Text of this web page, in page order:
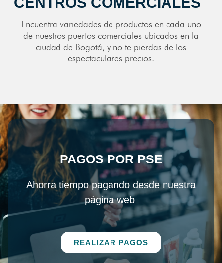
Encuentra variedades de productos en cada uno
de nuestros puertos comerciales ubicados en la
ciudad de Bogotá, y no te pierdas de los
espectaculares precios.
PAGOS POR PSE
Ahorra tiempo pagando desde nuestra
página web
REALIZAR PAGOS